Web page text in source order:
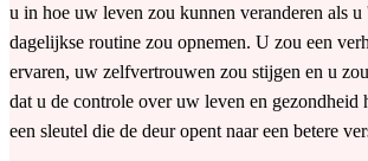
u in hoe uw leven zou kunnen veranderen als
dagelijkse routine zou opnemen. U zou een
ervaren, uw zelfvertrouwen zou stijgen en u
dat u de controle over uw leven en gezondheid
een sleutel die de deur opent naar een betere